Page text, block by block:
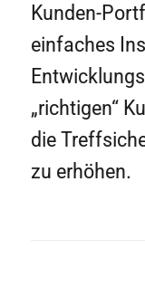
Kunden-
einfaches
„richtigen“
die
zu erhöhen.